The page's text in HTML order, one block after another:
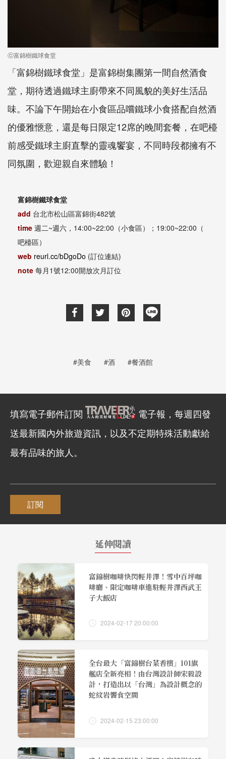
ⓒ富錦樹鐵球食堂
「富錦樹鐵球食堂」是富錦樹集團第一間自然酒食
堂，期待透過鐵球主廚帶來不同風貌的美好生活品
味。不論下午開始在小食區品嚐鐵球小食搭配自然酒
的優雅愜意，還是每日限定12席的晚間套餐，在吧檯
前感受鐵球主廚直擊的靈魂饗宴，不同時段都擁有不
同氛圍，歡迎親自來體驗！
富錦樹鐵球食堂
add 台北市松山區富錦街482號
time 週二~週六，14:00~22:00⁣⁣（小食區）；19:00~22:00（⁣
吧檯區）
web reurl.cc/bDgoDo (訂位連結)
note 每月1號12:00開放次月訂位
#美食 #酒 #餐酒館
填寫電子郵件訂閱
電子報，每週四發
送最新國內外旅遊資訊，以及不定期特殊活動獻給
最有品味的旅人。
訂閱
延伸閱讀
富錦樹咖啡快閃輕井澤！雪中百坪咖
啡廳、限定咖啡車進駐輕井澤西武王
子大飯店
2024-02-17 20:00:00
全台最大「富錦樹台菜香檳」101旗
艦店全新亮相！由台灣設計師宋毅設
計，打造出以「台灣」為設計概念的
蛇紋岩饗食空間
2024-02-15 23:00:00